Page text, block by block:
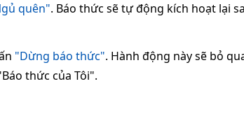
quên". Báo thức sẽ tự động kích hoạt lại
"Dừng báo thức". Hành động này sẽ bỏ
thức của Tôi".